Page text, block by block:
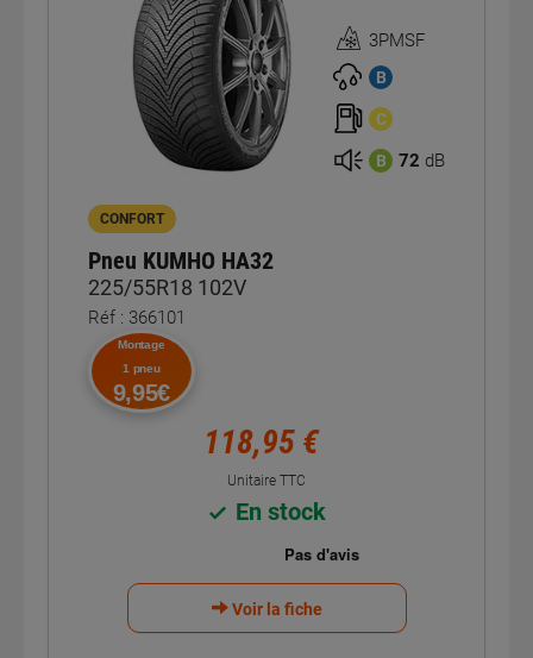
Homologation
3PMSF
3PMSF
B
C
B 72 dB
CONFORT
Pneu KUMHO HA32
225/55R18 102V
Réf : 366101
Montage
1 pneu
9,95€
118,95 €
Unitaire TTC
En stock
Voir la fiche